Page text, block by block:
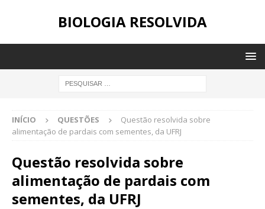
BIOLOGIA RESOLVIDA
INÍCIO QUESTÕES
Questão resolvida sobre
alimentação de pardais com sementes, da UFRJ
Questão resolvida sobre
alimentação de pardais com
sementes, da UFRJ